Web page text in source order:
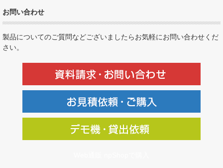
お問い合わせ
製品についてのご質問などございましたらお気軽にお問い合わせくだ
さい。